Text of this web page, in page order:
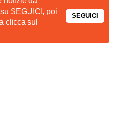
SEGUICI, poi
clicca sul
SEGUICI